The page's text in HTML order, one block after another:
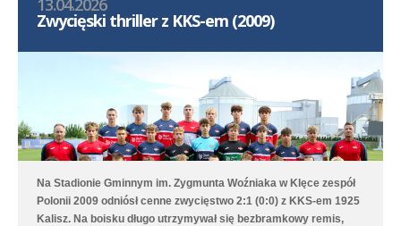
Zwycięski thriller z KKS-em (2009)
Na Stadionie Gminnym im. Zygmunta Woźniaka w Klęce zespół
Polonii 2009 odniósł cenne zwycięstwo 2:1 (0:0) z KKS-em 1925
Kalisz. Na boisku długo utrzymywał się bezbramkowy remis,